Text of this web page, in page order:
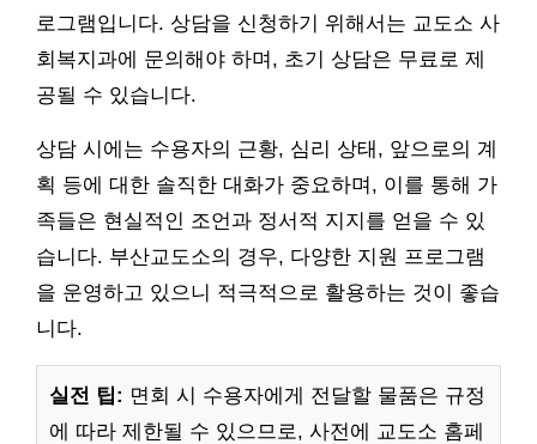
로그램입니다. 상담을 신청하기 위해서는 교도소 사
회복지과에 문의해야 하며, 초기 상담은 무료로 제
공될 수 있습니다.
상담 시에는 수용자의 근황, 심리 상태, 앞으로의 계
획 등에 대한 솔직한 대화가 중요하며, 이를 통해 가
족들은 현실적인 조언과 정서적 지지를 얻을 수 있
습니다. 부산교도소의 경우, 다양한 지원 프로그램
을 운영하고 있으니 적극적으로 활용하는 것이 좋습
니다.
실전 팁: 면회 시 수용자에게 전달할 물품은 규정
에 따라 제한될 수 있으므로, 사전에 교도소 홈페